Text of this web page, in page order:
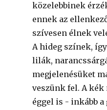
közelebbinek
ennek az
szívesen élnek
A hideg színek,
lilák,
megjelenésüket
veszünk fel. A kék
éggel is - inkább